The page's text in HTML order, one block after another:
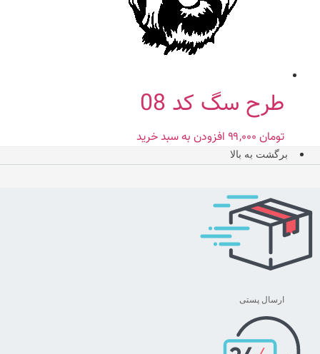
طرح سگ کد 08
تومان افزودن به سبد خرید
برگشت به بالا
ارسال پستی